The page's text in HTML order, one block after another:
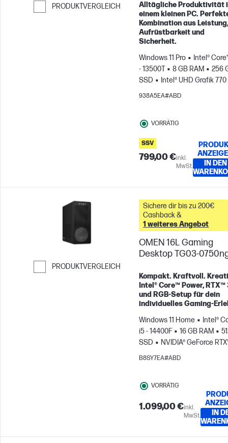
PRODUKTVERGLEICH
Weiter zum Vergleichen
Alltägliche Produktivität
einem kleinen PC.
Kombination aus Leistung,
Aufrüstbarkeit und
Sicherheit.
Windows 11 Pro
Intel®
- 13500T
8 GB RAM
256
SSD
Intel® UHD Grafik 770
938A5EA#ABD
VORRÄTIG
SSV
799,00 €inkl.
MwSt.
IN DEN
PRODUKTVERGLEICH
Weiter zum Vergleichen
Sichere dir bis zu 200€
Cashback &
1 weiteres Angebot
OMEN 16L Gaming
Desktop TG03-
Kompakt. Kraftvoll.
Intel® Core™ Power,
und RGB-Setup für dein
individuelles Gaming-
Windows 11 Home
Intel®
i5 - 14400F
16 GB RAM
SSD
NVIDIA® GeForce
3050 (8 GB)
B8SY7EA#ABD
VORRÄTIG
1.099,00 €inkl.
MwSt.
IN